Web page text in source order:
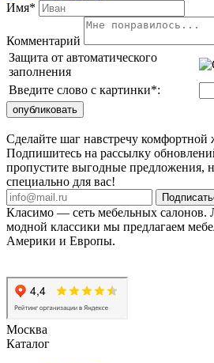
Имя*
Комментарий
Защита от автоматического
заполнения
Введите слово с картинки*:
Сделайте шаг навстречу комфортной
Подпишитесь на рассылку
пропустите выгодные предложения,
специально для вас!
Класимо — cеть мебельных салонов.
модной классики мы предлагаем
Америки и Европы.
Москва
Каталог